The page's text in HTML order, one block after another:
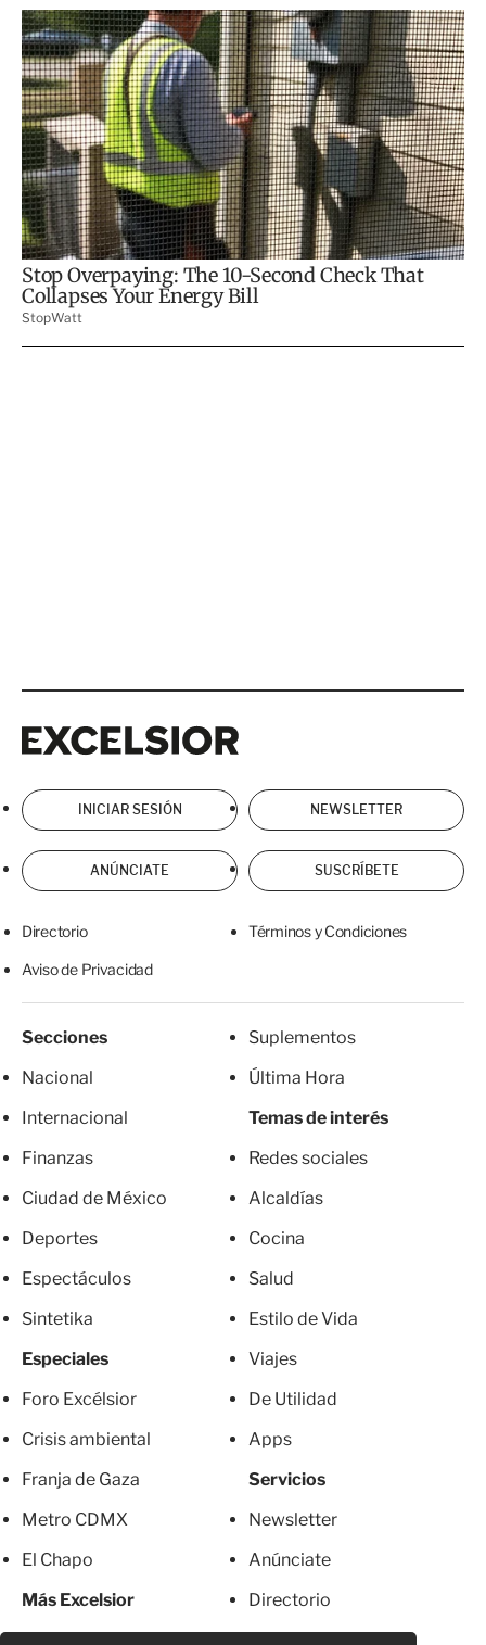
INICIAR SESIÓN NEWSLETTER
ANÚNCIATE SUSCRÍBETE
Directorio Términos y Condiciones
Aviso de Privacidad
Secciones
Nacional
Internacional
Finanzas
Ciudad de México
Deportes
Espectáculos
Sintetika
Especiales
Foro Excélsior
Crisis ambiental
Franja de Gaza
Metro CDMX
El Chapo
Más Excelsior
Suplementos
Última Hora
Temas de interés
Redes sociales
Alcaldías
Cocina
Salud
Estilo de Vida
Viajes
De Utilidad
Apps
Servicios
Newsletter
Anúnciate
Directorio